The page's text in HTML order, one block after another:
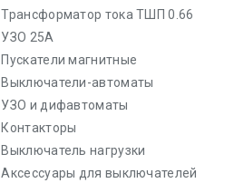
Трансформатор тока ТШП 0.66
УЗО 25А
Пускатели магнитные
Выключатели-автоматы
УЗО и дифавтоматы
Контакторы
Выключатель нагрузки
Аксессуары для выключателей